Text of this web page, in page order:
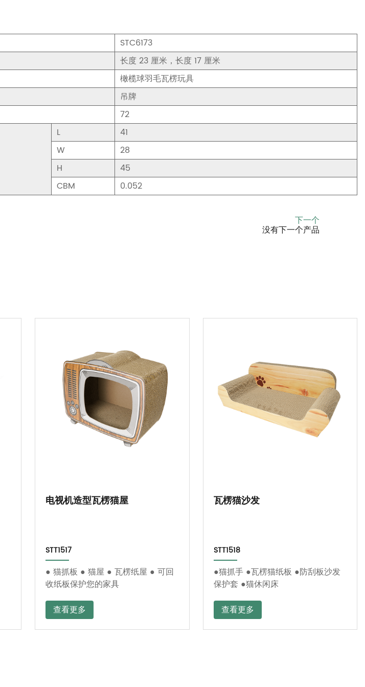
STC6173
长度 23 厘米，长度 17 厘米
橄榄球羽毛瓦楞玩具
吊牌
72
L
41
W
28
H
45
CBM
0.052
下一个
没有下一个产品
电视机造型瓦楞猫屋
STT1517
● 猫抓板 ● 猫屋 ● 瓦楞纸屋 ● 可回
收纸板保护您的家具
查看更多
瓦楞猫沙发
STT1518
●猫抓手 ●瓦楞猫纸板 ●防刮板沙发
保护套 ●猫休闲床
查看更多